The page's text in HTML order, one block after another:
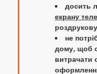
досить
екрану
не
дому, щоб
витрачати